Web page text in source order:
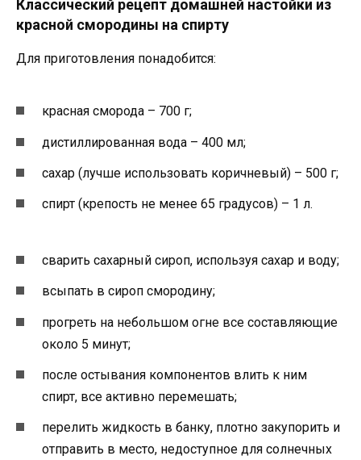
Классический рецепт домашней настойки из
красной смородины на спирту
Для приготовления понадобится:
красная сморода – 700 г;
дистиллированная вода – 400 мл;
сахар (лучше использовать коричневый) – 500 г;
спирт (крепость не менее 65 градусов) – 1 л.
сварить сахарный сироп, используя сахар и воду;
всыпать в сироп смородину;
прогреть на небольшом огне все составляющие
около 5 минут;
после остывания компонентов влить к ним
спирт, все активно перемешать;
перелить жидкость в банку, плотно закупорить и
отправить в место, недоступное для солнечных